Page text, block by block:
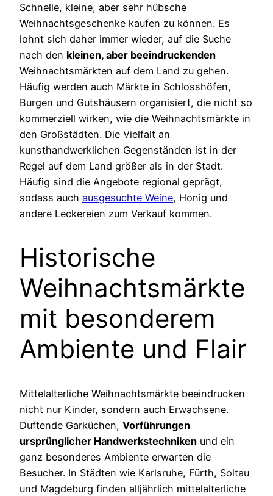
Schnelle, kleine, aber sehr hübsche
Weihnachtsgeschenke kaufen zu können. Es
lohnt sich daher immer wieder, auf die Suche
nach den kleinen, aber beeindruckenden
Weihnachtsmärkten auf dem Land zu gehen.
Häufig werden auch Märkte in Schlosshöfen,
Burgen und Gutshäusern organisiert, die nicht so
kommerziell wirken, wie die Weihnachtsmärkte in
den Großstädten. Die Vielfalt an
kunsthandwerklichen Gegenständen ist in der
Regel auf dem Land größer als in der Stadt.
Häufig sind die Angebote regional geprägt,
sodass auch ausgesuchte Weine, Honig und
andere Leckereien zum Verkauf kommen.
Historische
Weihnachtsmärkte
mit besonderem
Ambiente und Flair
Mittelalterliche Weihnachtsmärkte beeindrucken
nicht nur Kinder, sondern auch Erwachsene.
Duftende Garküchen, Vorführungen
ursprünglicher Handwerkstechniken und ein
ganz besonderes Ambiente erwarten die
Besucher. In Städten wie Karlsruhe, Fürth, Soltau
und Magdeburg finden alljährlich mittelalterliche